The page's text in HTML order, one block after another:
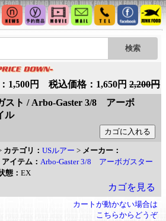
1,500円 税込価格：1,650円 2,200円
ト / Arbo-Gaster 3/8 アーボ
ル
カテゴリ： USルアー > メーカー：
アイテム： Arbo-Gaster 3/8 アーボガスター
態： EX
カゴを見る
カートが動かない場合は
こちらからどうぞ